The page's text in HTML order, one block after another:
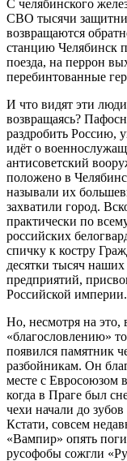
С челябинского
СВО тысячи
возвращаются
станцию Челябинск
поезда, на перрон
перебинтованные
И что видят эти
возвращаясь?
раздробить Россию,
идёт о
антисоветский
положено в
называли их
захватили город.
практически по
российских
спичку к костру
десятки тысяч наших
предприятий,
Российской империи.
Но, несмотря на это,
«благословлению»
появился памятник
разбойникам. Он
месте с Евросоюзом
когда в Праге был
чехи начали до
Кстати, совсем
«Вампир» опять
русофобы сожгли